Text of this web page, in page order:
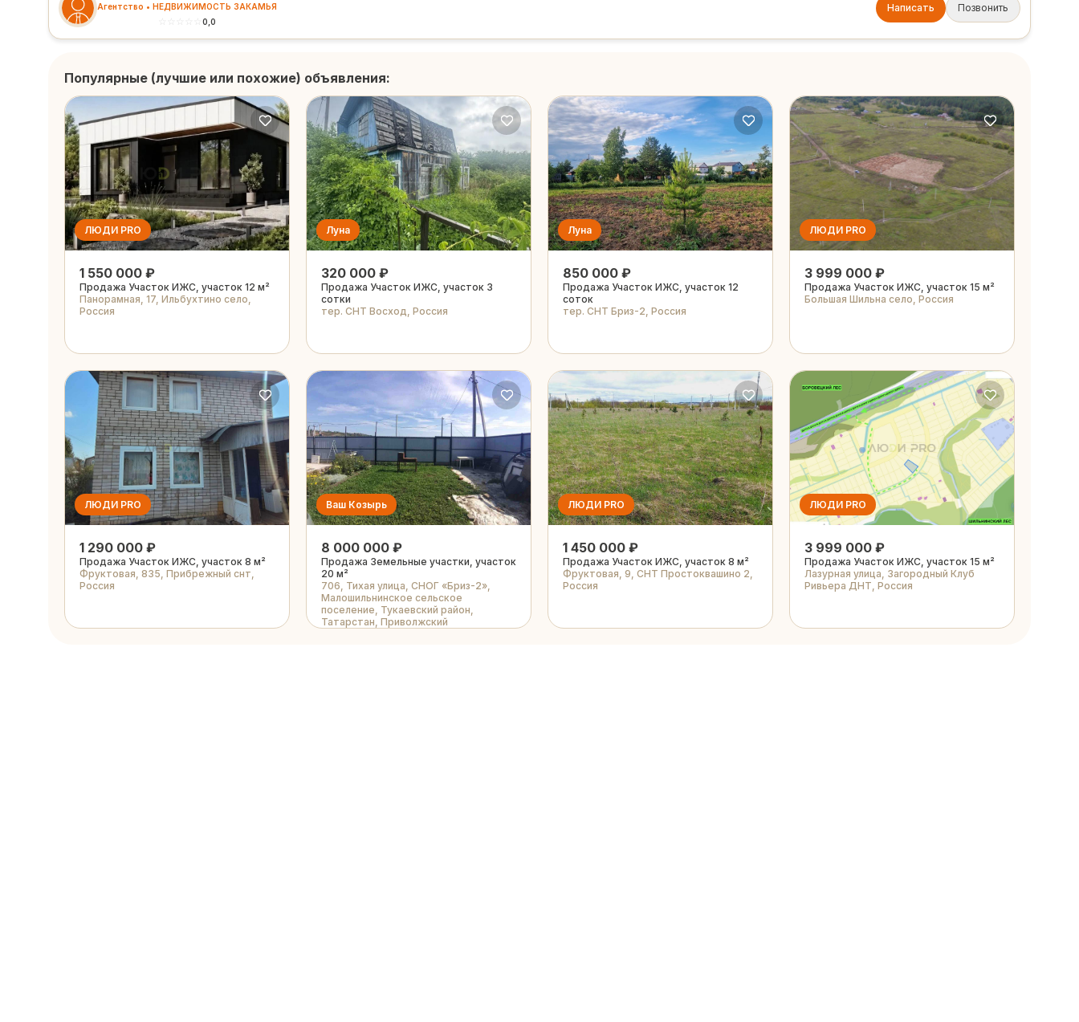
Агентство • НЕДВИЖИМОСТЬ ЗАКАМЬЯ
0,0
Написать Позвонить
Популярные (лучшие или похожие) объявления:
ЛЮДИ PRO
1 550 000 ₽
Продажа Участок ИЖС, участок 12 м²
Панорамная, 17, Ильбухтино село,
Россия
Луна
320 000 ₽
Продажа Участок ИЖС, участок 3
сотки
тер. СНТ Восход, Россия
Луна
850 000 ₽
Продажа Участок ИЖС, участок 12
соток
тер. СНТ Бриз-2, Россия
ЛЮДИ PRO
3 999 000 ₽
Продажа Участок ИЖС, участок 15 м²
Большая Шильна село, Россия
ЛЮДИ PRO
1 290 000 ₽
Продажа Участок ИЖС, участок 8 м²
Фруктовая, 835, Прибрежный снт,
Россия
Ваш Козырь
8 000 000 ₽
Продажа Земельные участки, участок
20 м²
706, Тихая улица, СНОГ «Бриз-2»,
Малошильнинское сельское
поселение, Тукаевский район,
Татарстан, Приволжский
ЛЮДИ PRO
1 450 000 ₽
Продажа Участок ИЖС, участок 8 м²
Фруктовая, 9, СНТ Простоквашино 2,
Россия
ЛЮДИ PRO
3 999 000 ₽
Продажа Участок ИЖС, участок 15 м²
Лазурная улица, Загородный Клуб
Ривьера ДНТ, Россия